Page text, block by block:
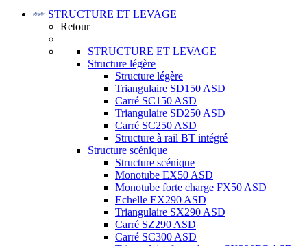
STRUCTURE ET LEVAGE
Retour
STRUCTURE ET LEVAGE
Structure légère
Structure légère
Triangulaire SD150 ASD
Carré SC150 ASD
Triangulaire SD250 ASD
Carré SC250 ASD
Structure à rail BT intégré
Structure scénique
Structure scénique
Monotube EX50 ASD
Monotube forte charge FX50 ASD
Echelle EX290 ASD
Triangulaire SX290 ASD
Carré SZ290 ASD
Carré SC300 ASD